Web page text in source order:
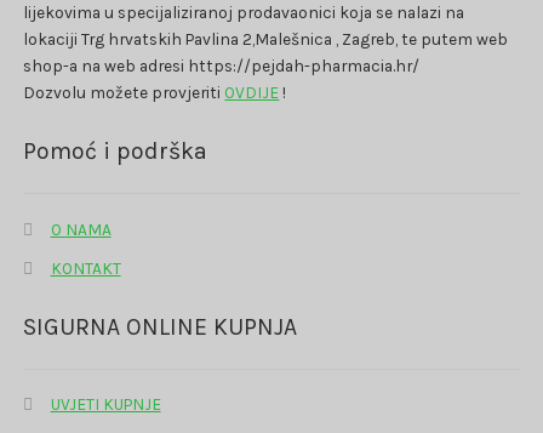
lijekovima u specijaliziranoj prodavaonici koja se nalazi na
lokaciji Trg hrvatskih Pavlina 2,Malešnica , Zagreb, te putem web
shop-a na web adresi https://pejdah-pharmacia.hr/
Dozvolu možete provjeriti OVDIJE !
Pomoć i podrška
O NAMA
KONTAKT
SIGURNA ONLINE KUPNJA
UVJETI KUPNJE